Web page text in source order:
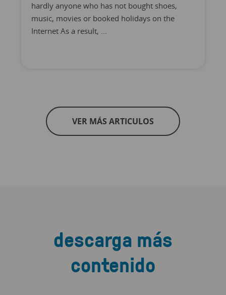
hardly anyone who has not bought shoes,
music, movies or booked holidays on the
Internet As a result, ...
VER MÁS ARTICULOS
descarga más
contenido